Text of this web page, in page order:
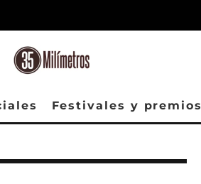
Festivales y premios